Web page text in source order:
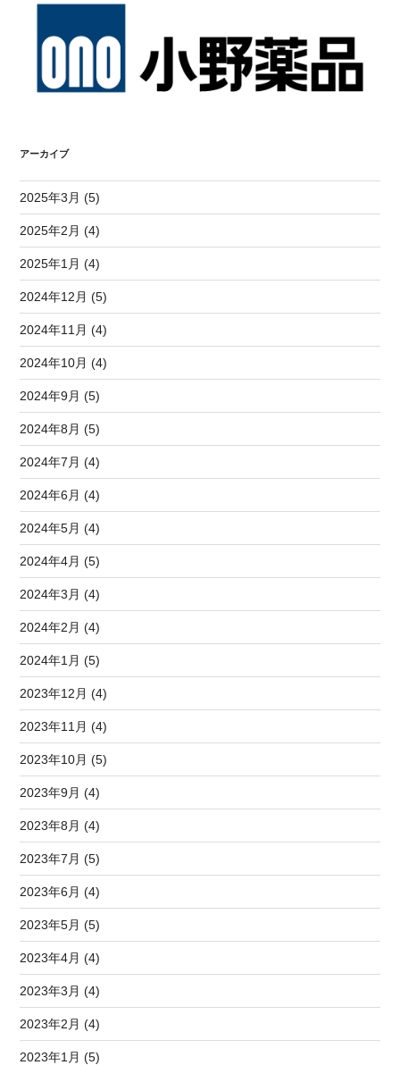
アーカイブ
2025年3月 (5)
2025年2月 (4)
2025年1月 (4)
2024年12月 (5)
2024年11月 (4)
2024年10月 (4)
2024年9月 (5)
2024年8月 (5)
2024年7月 (4)
2024年6月 (4)
2024年5月 (4)
2024年4月 (5)
2024年3月 (4)
2024年2月 (4)
2024年1月 (5)
2023年12月 (4)
2023年11月 (4)
2023年10月 (5)
2023年9月 (4)
2023年8月 (4)
2023年7月 (5)
2023年6月 (4)
2023年5月 (5)
2023年4月 (4)
2023年3月 (4)
2023年2月 (4)
2023年1月 (5)